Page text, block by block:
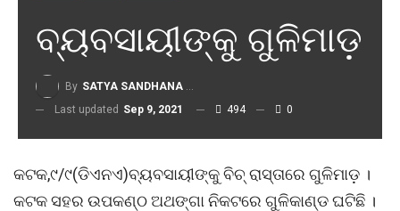
ବ୍ୟବସାୟୀଙ୍କୁ ଗୁଳିମାଡ଼
By SATYA SANDHANA DESK
Last updated Sep 9, 2021 494 0
କଟକ,୯/୯(ଡିଏନଏ)ବ୍ୟବସାୟୀଙ୍କୁ ବିଚ୍ ରାସ୍ତାରେ ଗୁଳିମାଡ଼ ।
କଟକ ସହର ଉପକଣ୍ଠ ଅଥଙ୍ଗା ନିକଟରେ ଗୁଳିକାଣ୍ଡ ଘଟିଛି ।